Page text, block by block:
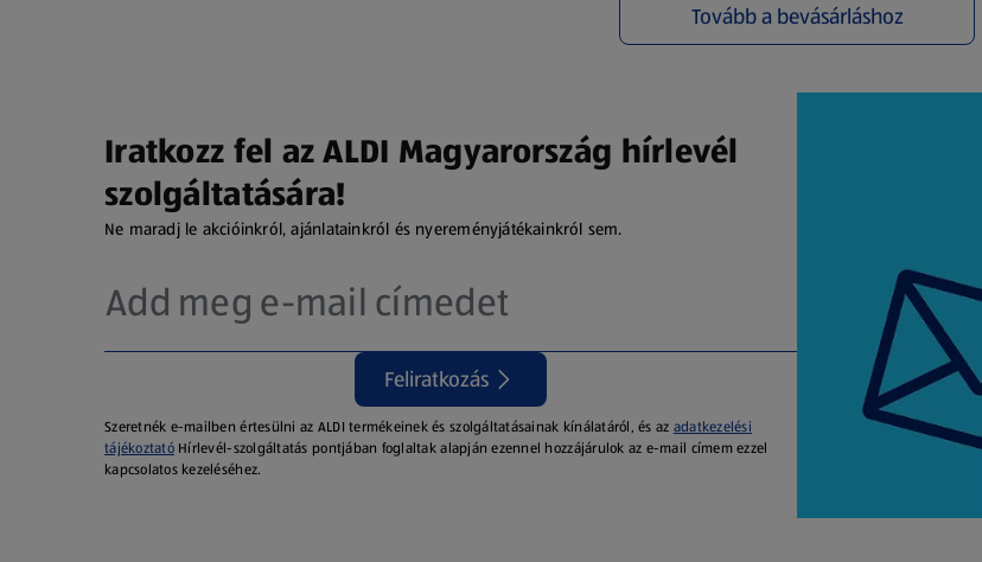
Tovább a bevásárláshoz
(új oldalon nyílik meg)
Iratkozz fel az ALDI Magyarország hírlevél
szolgáltatására!
Ne maradj le akcióinkról, ajánlatainkról és nyereményjátékainkról sem.
Feliratkozás
Szeretnék e-mailben értesülni az ALDI termékeinek és szolgáltatásainak kínálatáról, és az adatkezelési
tájékoztatóHírlevél-szolgáltatás pontjában foglaltak alapján ezennel hozzájárulok az e-mail címem ezzel
kapcsolatos kezeléséhez.